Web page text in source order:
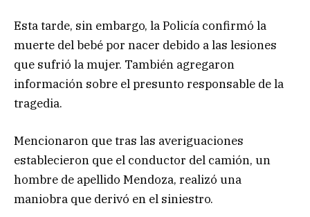
Esta tarde, sin embargo, la Policía confirmó la
muerte del bebé por nacer debido a las lesiones
que sufrió la mujer. También agregaron
información sobre el presunto responsable de la
tragedia.
Mencionaron que tras las averiguaciones
establecieron que el conductor del camión, un
hombre de apellido Mendoza, realizó una
maniobra que derivó en el siniestro.